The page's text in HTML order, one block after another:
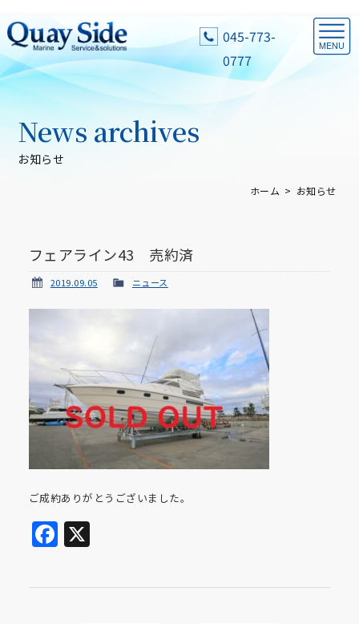
045-773-
0777
お知らせ
News archives
ホーム お知らせ
フェアライン43 売約済
2019.09.05 ニュース
ご成約ありがとうございました。
Facebook
X